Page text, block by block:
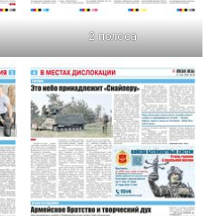
2 полоса